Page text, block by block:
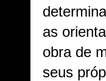
as
obra de
seus